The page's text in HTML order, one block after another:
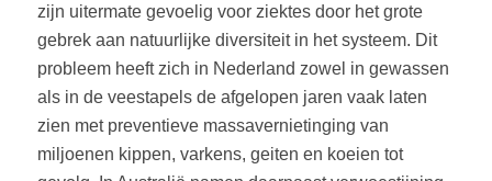
zijn uitermate gevoelig voor ziektes door het grote
gebrek aan natuurlijke diversiteit in het systeem. Dit
probleem heeft zich in Nederland zowel in gewassen
als in de veestapels de afgelopen jaren vaak laten
zien met preventieve massavernietinging van
miljoenen kippen, varkens, geiten en koeien tot